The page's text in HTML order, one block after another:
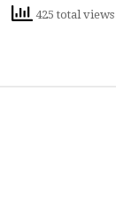
425 total views